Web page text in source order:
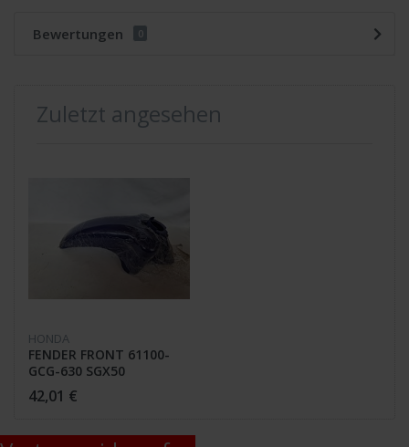
Bewertungen 0
Zuletzt angesehen
HONDA
FENDER FRONT 61100-
GCG-630 SGX50
42,01 €